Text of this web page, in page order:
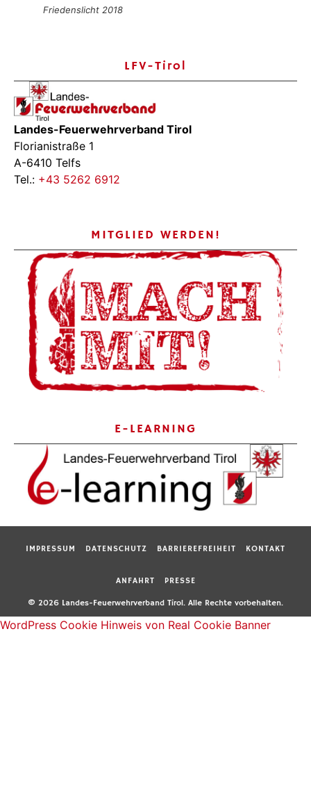
Friedenslicht 2018
LFV-Tirol
Landes-Feuerwehrverband Tirol
Florianistraße 1
A-6410 Telfs
Tel.: +43 5262 6912
MITGLIED WERDEN!
E-LEARNING
IMPRESSUM DATENSCHUTZ BARRIEREFREIHEIT KONTAKT
ANFAHRT PRESSE
© 2026 Landes-Feuerwehrverband Tirol. Alle Rechte vorbehalten.
WordPress Cookie Hinweis von Real Cookie Banner